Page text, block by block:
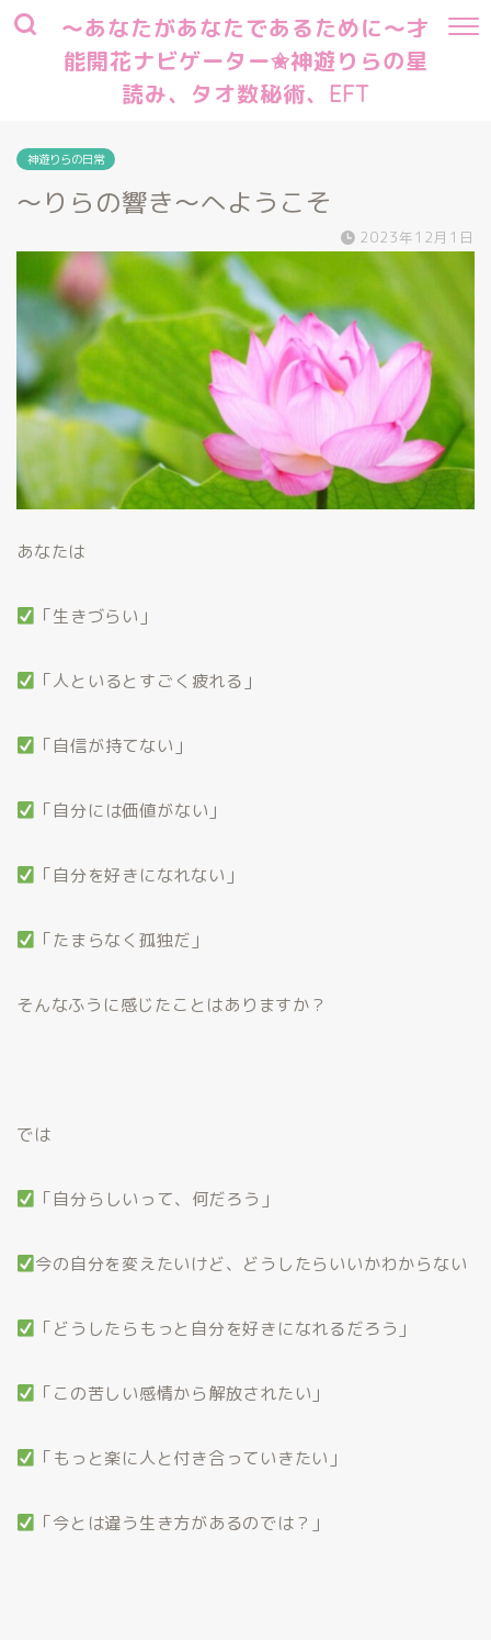
～あなたがあなたであるために～才
能開花ナビゲーター✬神遊りらの星
読み、タオ数秘術、EFT
神遊りらの日常
～りらの響き～へようこそ
2023年12月1日
あなたは
「生きづらい」
「人といるとすごく疲れる」
「自信が持てない」
「自分には価値がない」
「自分を好きになれない」
「たまらなく孤独だ」
そんなふうに感じたことはありますか？
では
「自分らしいって、何だろう」
今の自分を変えたいけど、どうしたらいいかわからない
「どうしたらもっと自分を好きになれるだろう」
「この苦しい感情から解放されたい」
「もっと楽に人と付き合っていきたい」
「今とは違う生き方があるのでは？」